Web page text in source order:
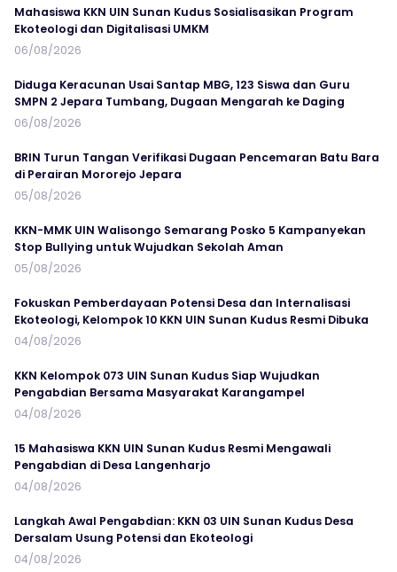
Mahasiswa KKN UIN Sunan Kudus Sosialisasikan Program
Ekoteologi dan Digitalisasi UMKM
06/08/2026
Diduga Keracunan Usai Santap MBG, 123 Siswa dan Guru
SMPN 2 Jepara Tumbang, Dugaan Mengarah ke Daging
06/08/2026
BRIN Turun Tangan Verifikasi Dugaan Pencemaran Batu Bara
di Perairan Mororejo Jepara
05/08/2026
KKN-MMK UIN Walisongo Semarang Posko 5 Kampanyekan
Stop Bullying untuk Wujudkan Sekolah Aman
05/08/2026
Fokuskan Pemberdayaan Potensi Desa dan Internalisasi
Ekoteologi, Kelompok 10 KKN UIN Sunan Kudus Resmi Dibuka
04/08/2026
KKN Kelompok 073 UIN Sunan Kudus Siap Wujudkan
Pengabdian Bersama Masyarakat Karangampel
04/08/2026
15 Mahasiswa KKN UIN Sunan Kudus Resmi Mengawali
Pengabdian di Desa Langenharjo
04/08/2026
Langkah Awal Pengabdian: KKN 03 UIN Sunan Kudus Desa
Dersalam Usung Potensi dan Ekoteologi
04/08/2026